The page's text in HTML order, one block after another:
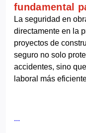
fundamental
rentabilidad
La seguridad en
directamente en la
proyectos de
seguro no solo
accidentes, sino
laboral más
...